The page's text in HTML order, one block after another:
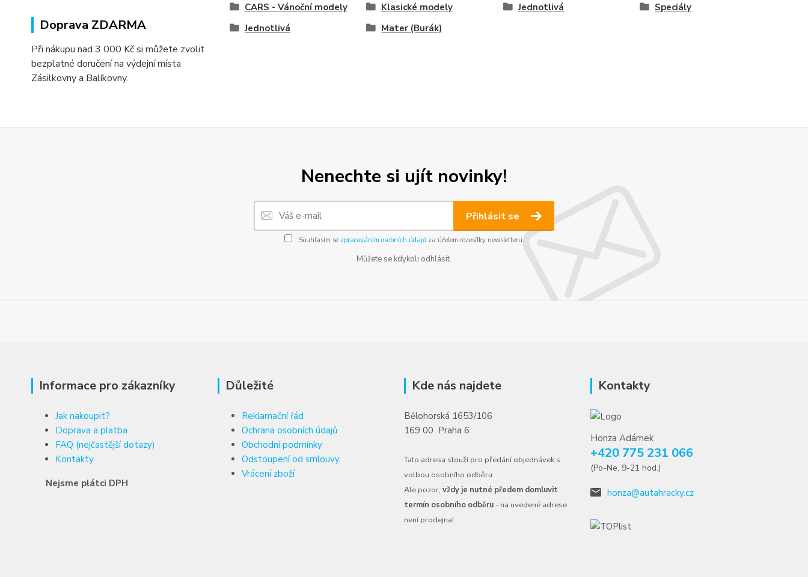
Doprava ZDARMA
Při nákupu nad 3 000 Kč si můžete zvolit
bezplatné doručení na výdejní místa
Zásilkovny a Balíkovny.
CARS - Vánoční modely
Klasické modely Jednotlivá
Speciály
Jednotlivá
Mater (Burák)
Nenechte si ujít novinky!
Přihlásit se
Souhlasím se zpracováním osobních údajůza účelem rozesílky newsletteru.
Můžete se kdykoli odhlásit.
Informace pro zákazníky
Jak nakoupit?
Doprava a platba
FAQ (nejčastější dotazy)
Kontakty
Nejsme plátci DPH
Důležité
Reklamační řád
Ochrana osobních údajů
Obchodní podmínky
Odstoupení od smlouvy
Vrácení zboží
Kde nás najdete
Bělohorská 1653/106
169 00 Praha 6
Tato adresa slouží pro předání objednávek s
volbou osobního odběru.
Ale pozor, vždy je nutné předem domluvit
termín osobního odběru - na uvedené adrese
není prodejna!
Kontakty
Honza Adámek
+420 775 231 066
(Po-Ne, 9-21 hod.)
honza@autahracky.cz